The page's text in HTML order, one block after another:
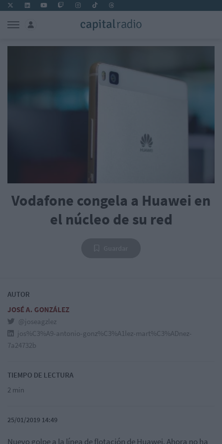
Vodafone congela a Huawei en
el núcleo de su red
AUTOR
JOSÉ A. GONZÁLEZ
@joseagzlez
jos%C3%A9-antonio-gonz%C3%A1lez-mart%C3%ADnez-
7a24732b
TIEMPO DE LECTURA
2 min
25/01/2019 14:49
Nuevo golpe a la línea de flotación de Huawei. Ahora no ha